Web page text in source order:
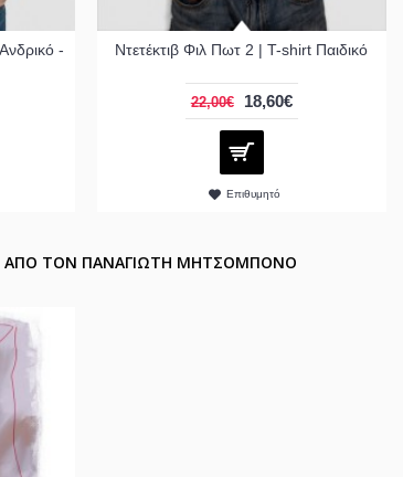
-
Ντετέκτιβ Φιλ Πωτ 2 | T-shirt Παιδικό
22,00€ 18,60€
Επιθυμητό
ΑΠΟ ΤΟΝ ΠΑΝΑΓΙΩΤΗ ΜΗΤΣΟΜΠΟΝΟ